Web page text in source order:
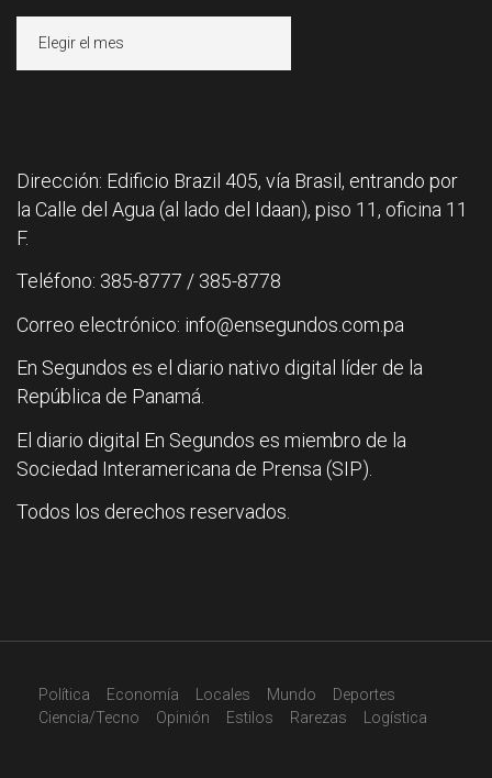
Dirección: Edificio Brazil 405, vía Brasil, entrando por
la Calle del Agua (al lado del Idaan), piso 11, oficina 11
F.
Teléfono: 385-8777 / 385-8778
Correo electrónico: info@ensegundos.com.pa
En Segundos es el diario nativo digital líder de la
República de Panamá.
El diario digital En Segundos es miembro de la
Sociedad Interamericana de Prensa (SIP).
Todos los derechos reservados.
Política Economía Locales Mundo
Deportes
Ciencia/Tecno
Opinión Estilos Rarezas Logística